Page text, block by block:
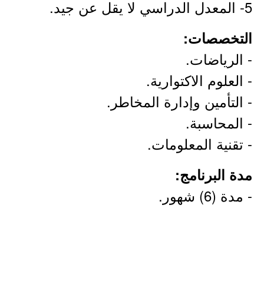
5- المعدل الدراسي لا يقل عن جيد.
التخصصات:
- الرياضات.
- العلوم الاكتوارية.
- التأمين وإدارة المخاطر.
- المحاسبة.
- تقنية المعلومات.
مدة البرنامج:
- مدة (6) شهور.